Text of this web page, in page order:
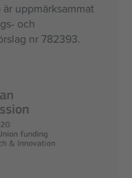
uppmärksammat
och
nr 782393.